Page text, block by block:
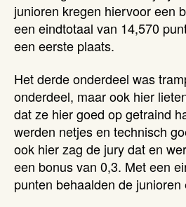
junioren kregen hiervoor een
een eindtotaal van 14,570
een eerste plaats.
Het derde onderdeel was
onderdeel, maar ook hier
dat ze hier goed op getraind
werden netjes en technisch
ook hier zag de jury dat en
een bonus van 0,3. Met een
punten behaalden de